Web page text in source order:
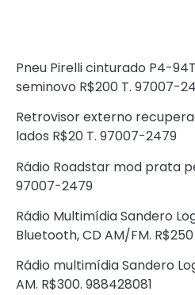
Pneu Pirelli cinturado P4-
seminovo R$200 T. 97007-
Retrovisor externo
lados R$20 T. 97007-2479
Rádio Roadstar mod prata
97007-2479
Rádio Multimídia Sandero
Bluetooth, CD AM/FM.
Rádio multimídia Sandero
AM. R$300. 988428081